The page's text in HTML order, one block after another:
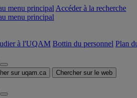
menu principal Accéder à la recherche
menu principal
à l'UQAM Bottin du personnel Plan
sur uqam.ca Chercher sur le web